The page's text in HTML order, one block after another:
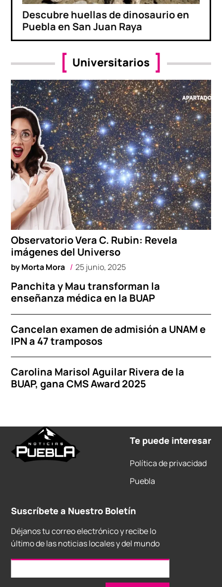
Descubre huellas de dinosaurio en
Puebla en San Juan Raya
Universitarios
Observatorio Vera C. Rubin: Revela
imágenes del Universo
byMorta Mora 25 junio, 2025
Panchita y Mau transforman la
enseñanza médica en la BUAP
Cancelan examen de admisión a UNAM e
IPN a 47 tramposos
Carolina Marisol Aguilar Rivera de la
BUAP, gana CMS Award 2025
Te puede interesar
Política de privacidad
Puebla
Suscríbete a Nuestro Boletín
Déjanos tu correo electrónico y recibe lo
último de las noticias locales y del mundo